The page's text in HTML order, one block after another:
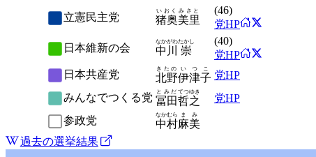
立憲民主党 猪奥
いおく
美里
みさと (46)
党HP
日本維新の会
中川
なかがわ
崇
たかし (40)
党HP
日本共産党
北野
きたの
伊津子
いつこ
党HP
みんなでつくる党 冨田
とみだ
哲之
てつゆき
党HP
参政党
中村
なかむら
麻美
まみ
過去の選挙結果